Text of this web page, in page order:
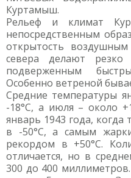
Куртамыш.
Рельеф и климат
непосредственным
открытость
севера делают резко
подверженным
Особенно ветреной
Средние температуры
-18°С, а июля – около
январь 1943 года,
в -50°С, а самым
рекордом в +50°С.
отличается, но в
300 до 400